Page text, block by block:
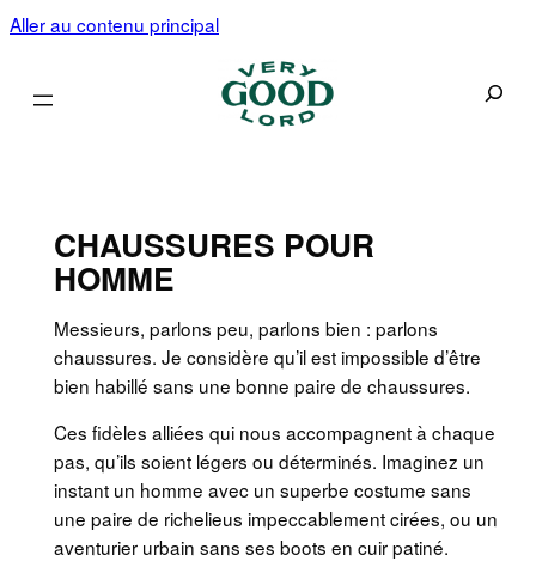
Aller au contenu principal
CHAUSSURES POUR
HOMME
Messieurs, parlons peu, parlons bien : parlons
chaussures. Je considère qu’il est impossible d’être
bien habillé sans une bonne paire de chaussures.
Ces fidèles alliées qui nous accompagnent à chaque
pas, qu’ils soient légers ou déterminés. Imaginez un
instant un homme avec un superbe costume sans
une paire de richelieus impeccablement cirées, ou un
aventurier urbain sans ses boots en cuir patiné.